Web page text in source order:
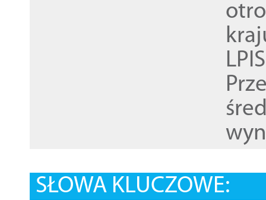
SŁOWA KLUCZOWE: